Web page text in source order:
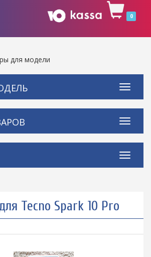
0
для модели
Tecno Spark 10 Pro